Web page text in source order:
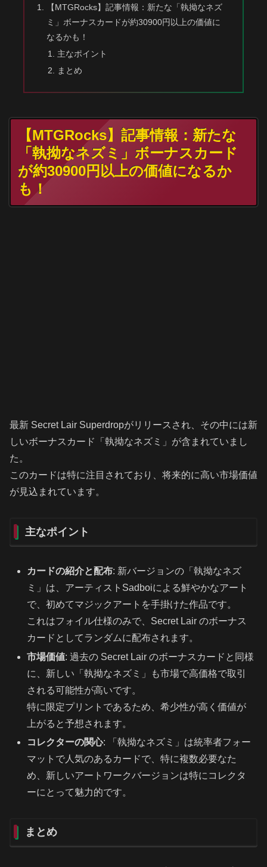
【MTGRocks】記事情報：新たな「執拗なネズ
ミ」ボーナスカードが約30900円以上の価値に
なるかも！
主なポイント
まとめ
【MTGRocks】記事情報：新たな
「執拗なネズミ」ボーナスカード
が約30900円以上の価値になるか
も！
最新 Secret Lair Superdropがリリースされ、その中には新
しいボーナスカード「執拗なネズミ」が含まれていまし
た。
このカードは特に注目されており、将来的に高い市場価値
が見込まれています。
主なポイント
カードの紹介と配布: 新バージョンの「執拗なネズ
ミ」は、アーティストSadboiによる鮮やかなアート
で、初めてマジックアートを手掛けた作品です。
これはフォイル仕様のみで、Secret Lair のボーナス
カードとしてランダムに配布されます。
市場価値: 過去の Secret Lair のボーナスカードと同様
に、新しい「執拗なネズミ」も市場で高価格で取引
される可能性が高いです。
特に限定プリントであるため、希少性が高く価値が
上がると予想されます。
コレクターの関心: 「執拗なネズミ」は統率者フォー
マットで人気のあるカードで、特に複数必要なた
め、新しいアートワークバージョンは特にコレクタ
ーにとって魅力的です。
まとめ